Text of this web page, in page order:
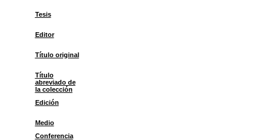
Tesis
Editor
Título original
Título
abreviado de
la colección
Edición
Medio
Conferencia